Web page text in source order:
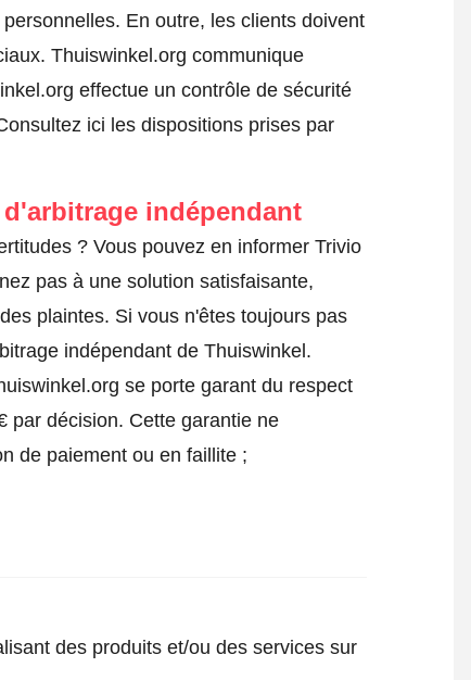
En outre, les clients doivent
Thuiswinkel.org communique
effectue un contrôle de sécurité
ici les dispositions prises par
indépendant
? Vous pouvez en informer Trivio
pas à une solution satisfaisante,
plaintes. Si vous n'êtes toujours pas
indépendant de Thuiswinkel.
se porte garant du respect
par décision. Cette garantie ne
de paiement ou en faillite ;
des produits et/ou des services sur